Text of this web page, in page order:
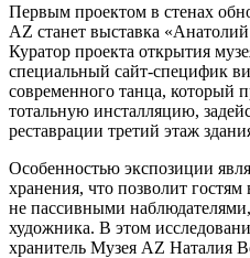
Первым проектом в стенах
AZ станет выставка
Куратор проекта открытия
специальный сайт-специфик
современного танца, который
тотальную инсталляцию,
реставрации третий этаж
Особенностью экспозиции
хранения, что позволит гостям
не пассивными наблюдателями,
художника. В этом
хранитель Музея AZ Наталия